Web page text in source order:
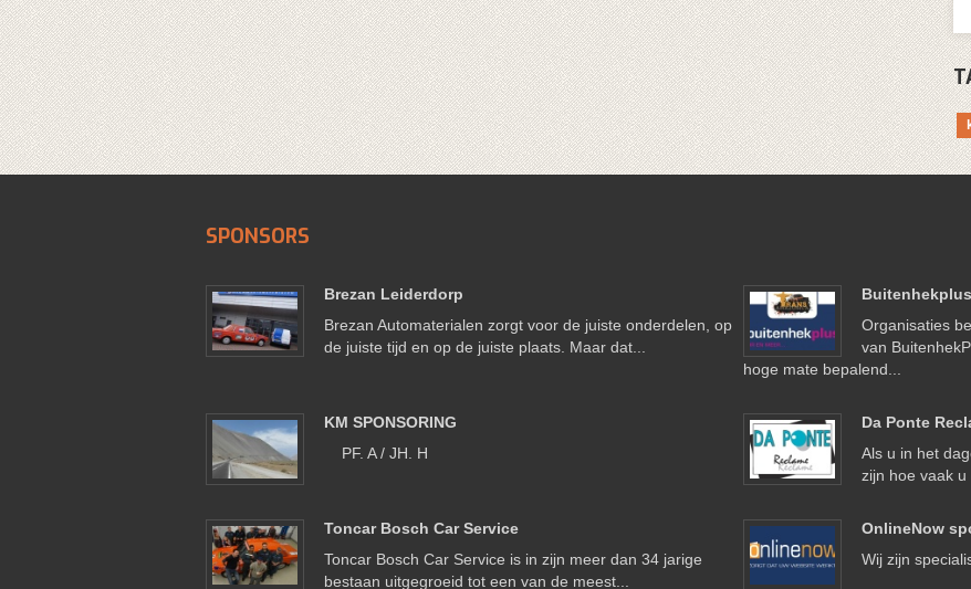
SPONSORS
Brezan Leiderdorp
Brezan Automaterialen zorgt voor de juiste onderdelen, op
de juiste tijd en op de juiste plaats. Maar dat...
Buitenhekplus
Organisaties
van
hoge mate bepalend...
KM SPONSORING
PF. A / JH. H
Da Ponte
Als u in het
zijn hoe vaak u
Toncar Bosch Car Service
Toncar Bosch Car Service is in zijn meer dan 34 jarige
bestaan uitgegroeid tot een van de meest...
OnlineNow
Wij zijn